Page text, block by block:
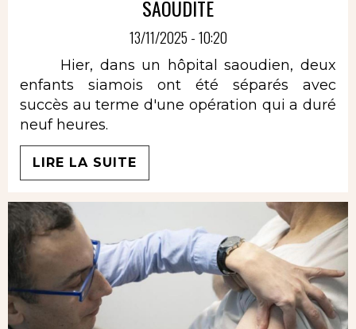
SAOUDITE
13/11/2025 - 10:20
Hier, dans un hôpital saoudien, deux
enfants siamois ont été séparés avec
succès au terme d'une opération qui a duré
neuf heures.
LIRE LA SUITE